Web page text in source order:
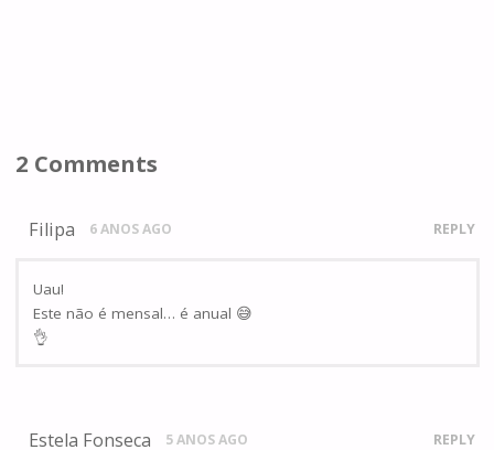
2 Comments
Filipa 6 ANOS AGO REPLY
Uau!
Este não é mensal… é anual 😅
👌
Estela Fonseca 5 ANOS AGO REPLY